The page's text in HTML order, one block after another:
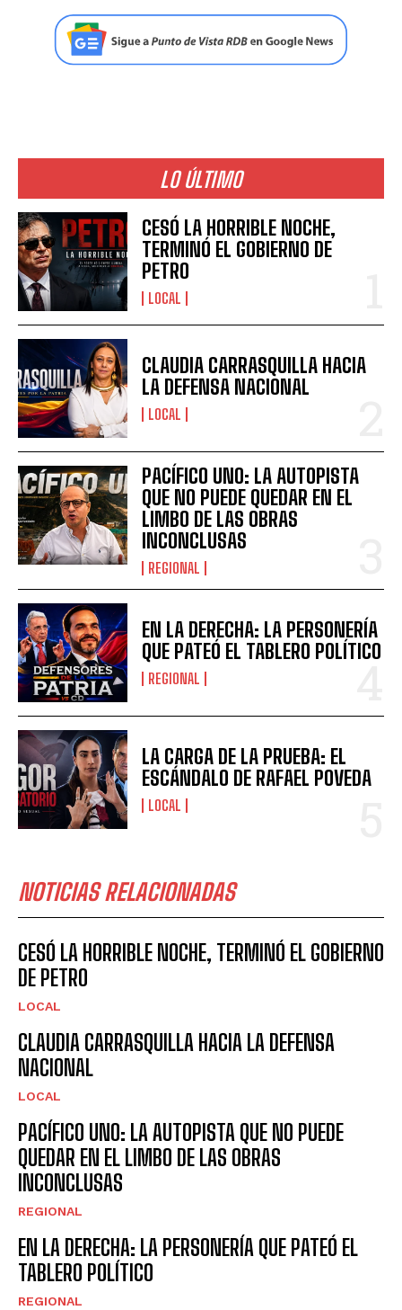
LO ÚLTIMO
CESÓ LA HORRIBLE NOCHE,
TERMINÓ EL GOBIERNO DE
PETRO
LOCAL
CLAUDIA CARRASQUILLA HACIA
LA DEFENSA NACIONAL
LOCAL
PACÍFICO UNO: LA AUTOPISTA
QUE NO PUEDE QUEDAR EN EL
LIMBO DE LAS OBRAS
INCONCLUSAS
REGIONAL
EN LA DERECHA: LA PERSONERÍA
QUE PATEÓ EL TABLERO POLÍTICO
REGIONAL
LA CARGA DE LA PRUEBA: EL
ESCÁNDALO DE RAFAEL POVEDA
LOCAL
NOTICIAS RELACIONADAS
CESÓ LA HORRIBLE NOCHE, TERMINÓ EL GOBIERNO
DE PETRO
LOCAL
CLAUDIA CARRASQUILLA HACIA LA DEFENSA
NACIONAL
LOCAL
PACÍFICO UNO: LA AUTOPISTA QUE NO PUEDE
QUEDAR EN EL LIMBO DE LAS OBRAS
INCONCLUSAS
REGIONAL
EN LA DERECHA: LA PERSONERÍA QUE PATEÓ EL
TABLERO POLÍTICO
REGIONAL